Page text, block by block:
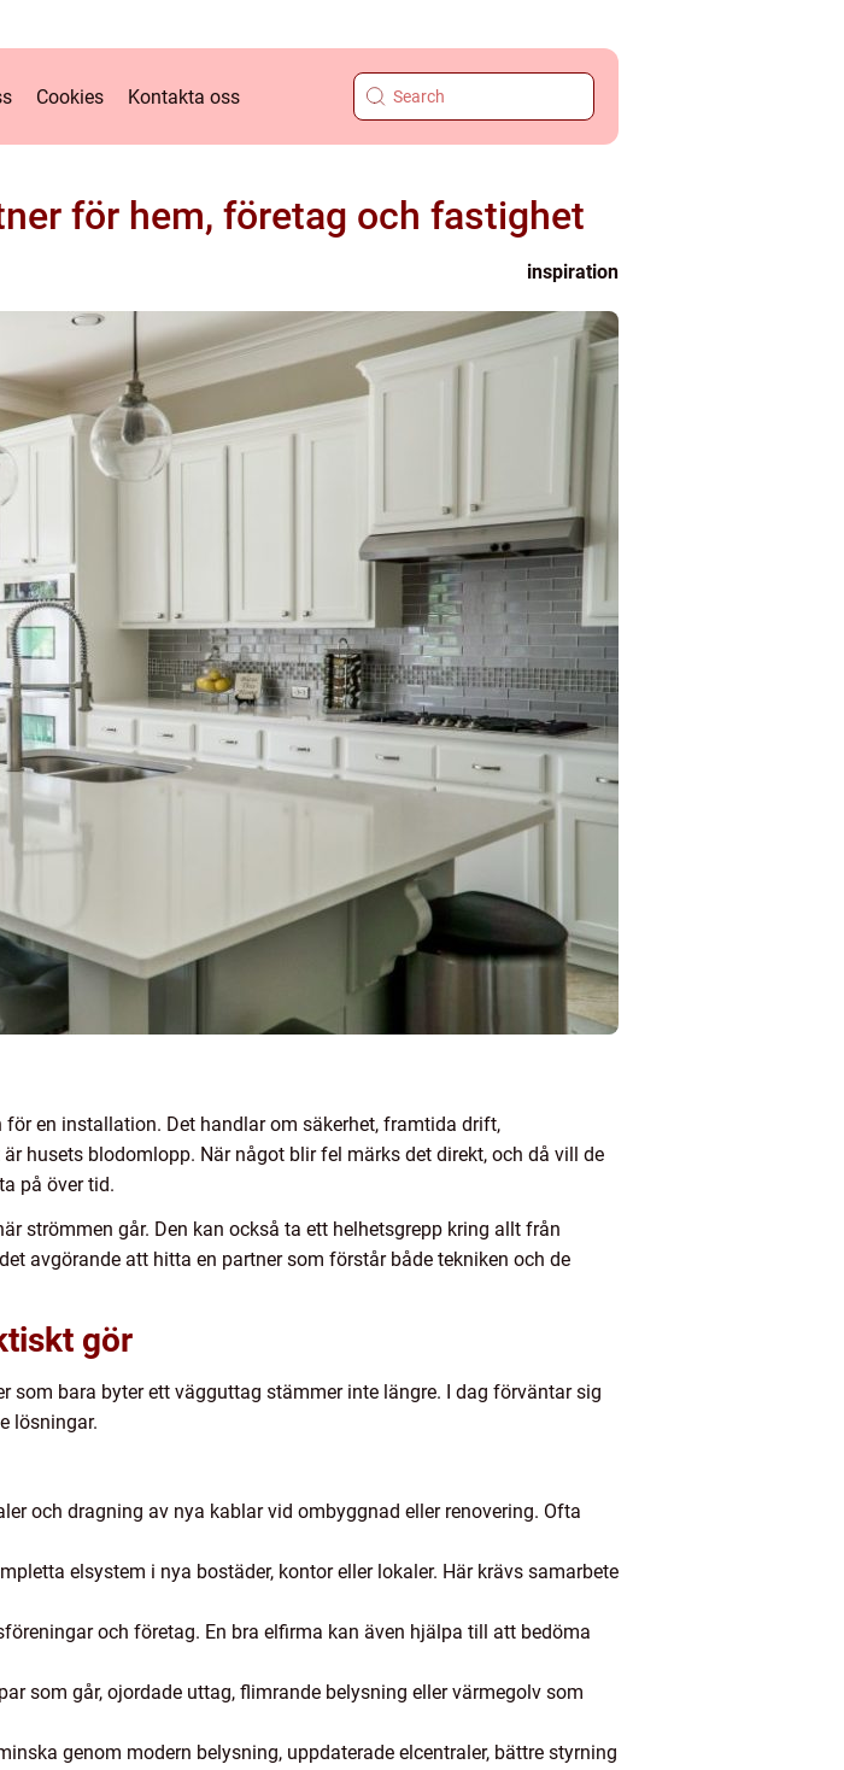
Cookies Kontakta oss
för hem, företag och fastighet
inspiration
en installation. Det handlar om säkerhet, framtida drift,
husets blodomlopp. När något blir fel märks det direkt, och då vill de
på över tid.
strömmen går. Den kan också ta ett helhetsgrepp kring allt från
avgörande att hitta en partner som förstår både tekniken och de
gör
som bara byter ett vägguttag stämmer inte längre. I dag förväntar sig
lösningar.
och dragning av nya kablar vid ombyggnad eller renovering. Ofta
elsystem i nya bostäder, kontor eller lokaler. Här krävs samarbete
och företag. En bra elfirma kan även hjälpa till att bedöma
som går, ojordade uttag, flimrande belysning eller värmegolv som
genom modern belysning, uppdaterade elcentraler, bättre styrning